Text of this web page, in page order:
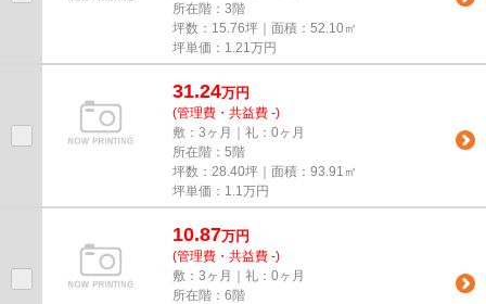
所在階：3階
坪数：15.76坪｜面積：52.10㎡
坪単価： 1.21万円
31.24万円
(管理費・共益費 -)
敷：3ヶ月｜礼：0ヶ月
所在階：5階
坪数：28.40坪｜面積：93.91㎡
坪単価： 1.1万円
10.87万円
(管理費・共益費 -)
敷：3ヶ月｜礼：0ヶ月
所在階：6階